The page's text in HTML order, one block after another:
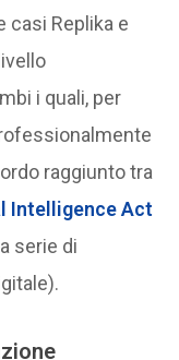
casi Replika e
i quali, per
raggiunto tra
Intelligence Act
serie di